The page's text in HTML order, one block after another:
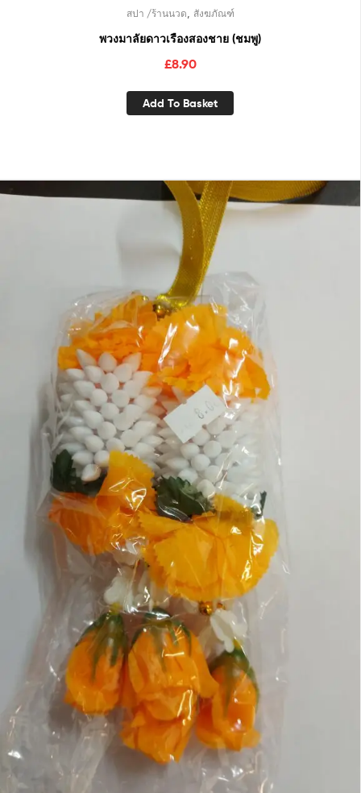
สปา /ร้านนวด, สังฆภัณฑ์
พวงมาลัยดาวเรืองสองชาย (ชมพู)
£8.90
Add To Basket